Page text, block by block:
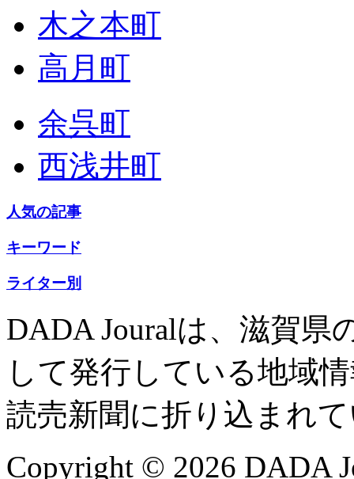
木之本町
高月町
余呉町
西浅井町
人気の記事
キーワード
ライター別
DADA Jouralは、滋賀県
して発行している地域
読売新聞に折り込まれ
Copyright © 2026 DADA